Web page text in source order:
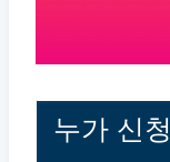
누가 신